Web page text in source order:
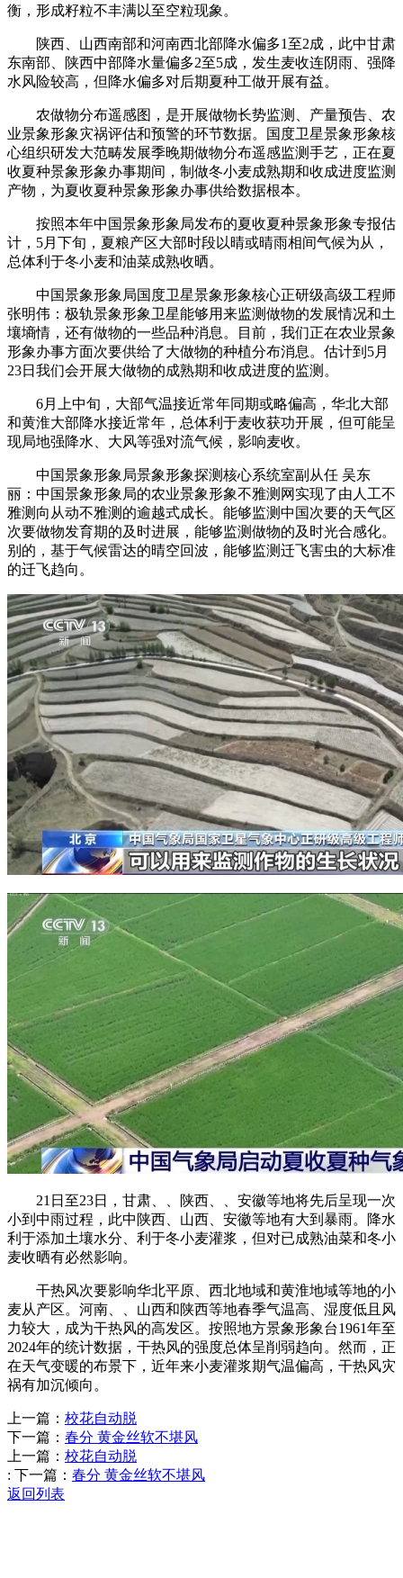
衡，形成籽粒不丰满以至空粒现象。
陕西、山西南部和河南西北部降水偏多1至2成，此中甘肃
东南部、陕西中部降水量偏多2至5成，发生麦收连阴雨、强降
水风险较高，但降水偏多对后期夏种工做开展有益。
农做物分布遥感图，是开展做物长势监测、产量预告、农
业景象形象灾祸评估和预警的环节数据。国度卫星景象形象核
心组织研发大范畴发展季晚期做物分布遥感监测手艺，正在夏
收夏种景象形象办事期间，制做冬小麦成熟期和收成进度监测
产物，为夏收夏种景象形象办事供给数据根本。
按照本年中国景象形象局发布的夏收夏种景象形象专报估
计，5月下旬，夏粮产区大部时段以晴或晴雨相间气候为从，
总体利于冬小麦和油菜成熟收晒。
中国景象形象局国度卫星景象形象核心正研级高级工程师
张明伟：极轨景象形象卫星能够用来监测做物的发展情况和土
壤墒情，还有做物的一些品种消息。目前，我们正在农业景象
形象办事方面次要供给了大做物的种植分布消息。估计到5月
23日我们会开展大做物的成熟期和收成进度的监测。
6月上中旬，大部气温接近常年同期或略偏高，华北大部
和黄淮大部降水接近常年，总体利于麦收获功开展，但可能呈
现局地强降水、大风等强对流气候，影响麦收。
中国景象形象局景象形象探测核心系统室副从任 吴东
丽：中国景象形象局的农业景象形象不雅测网实现了由人工不
雅测向从动不雅测的逾越式成长。能够监测中国次要的天气区
次要做物发育期的及时进展，能够监测做物的及时光合感化。
别的，基于气候雷达的晴空回波，能够监测迁飞害虫的大标准
的迁飞趋向。
21日至23日，甘肃、、陕西、、安徽等地将先后呈现一次
小到中雨过程，此中陕西、山西、安徽等地有大到暴雨。降水
利于添加土壤水分、利于冬小麦灌浆，但对已成熟油菜和冬小
麦收晒有必然影响。
干热风次要影响华北平原、西北地域和黄淮地域等地的小
麦从产区。河南、、山西和陕西等地春季气温高、湿度低且风
力较大，成为干热风的高发区。按照地方景象形象台1961年至
2024年的统计数据，干热风的强度总体呈削弱趋向。然而，正
在天气变暖的布景下，近年来小麦灌浆期气温偏高，干热风灾
祸有加沉倾向。
上一篇： 校花自动脱
下一篇： 春分 黄金丝软不堪风
上一篇： 校花自动脱
: 下一篇： 春分 黄金丝软不堪风
返回列表